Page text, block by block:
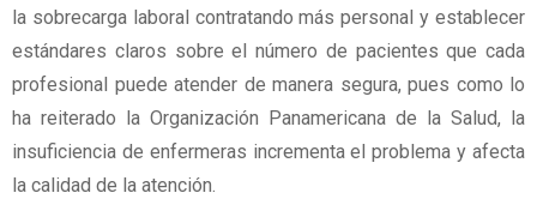
la sobrecarga laboral contratando más personal y establecer
estándares claros sobre el número de pacientes que cada
profesional puede atender de manera segura, pues como lo
ha reiterado la Organización Panamericana de la Salud, la
insuficiencia de enfermeras incrementa el problema y afecta
la calidad de la atención.